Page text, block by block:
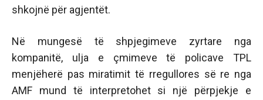
shkojnë për agjentët.
Në mungesë të shpjegimeve zyrtare nga
kompanitë, ulja e çmimeve të policave TPL
menjëherë pas miratimit të rregullores së re nga
AMF mund të interpretohet si një përpjekje e